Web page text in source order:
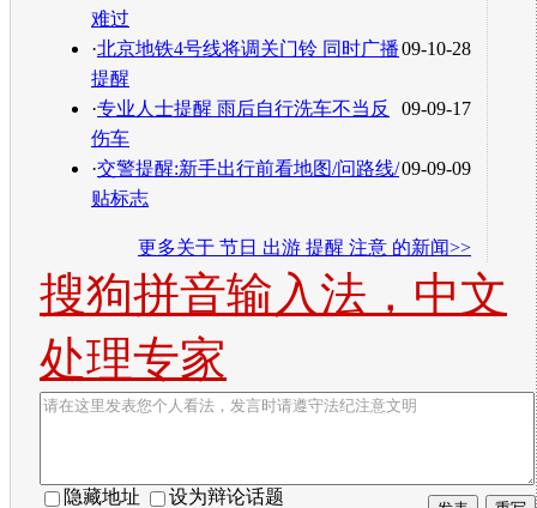
难过
09-10-28
·北京地铁4号线将调关门铃 同时广播
提醒
09-09-17
·专业人士提醒 雨后自行洗车不当反
伤车
09-09-09
·交警提醒:新手出行前看地图/问路线/
贴标志
更多关于 节日 出游 提醒 注意 的新闻>>
搜狗拼音输入法，中文
处理专家
隐藏地址 设为辩论话题